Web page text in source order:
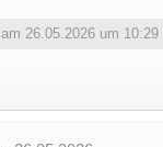
26.05.2026 um 10:29